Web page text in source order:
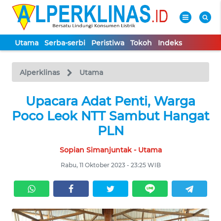
Utama Serba-serbi Peristiwa Tokoh Indeks
Alperklinas Utama
Upacara Adat Penti, Warga
Poco Leok NTT Sambut Hangat
PLN
Sopian Simanjuntak - Utama
Rabu, 11 Oktober 2023 - 23:25 WIB
TV
Tutup
UTAMA
TOKOH